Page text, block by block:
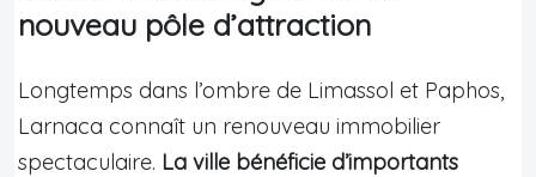
nouveau pôle d’attraction
Longtemps dans l’ombre de Limassol et Paphos,
Larnaca connaît un renouveau immobilier
spectaculaire. La ville bénéficie d’importants